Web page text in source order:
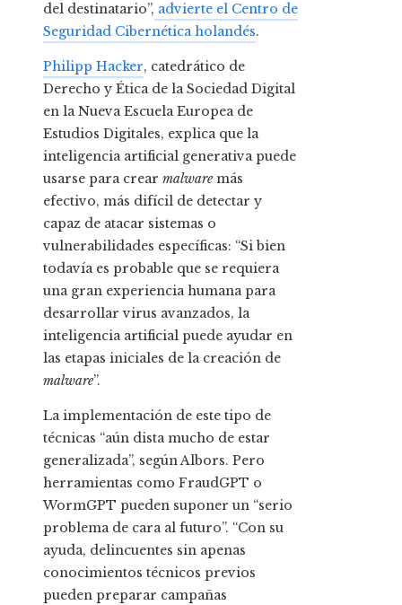
del destinatario”, advierte el Centro de
Seguridad Cibernética holandés.
Philipp Hacker, catedrático de
Derecho y Ética de la Sociedad Digital
en la Nueva Escuela Europea de
Estudios Digitales, explica que la
inteligencia artificial generativa puede
usarse para crear malwaremás
efectivo, más difícil de detectar y
capaz de atacar sistemas o
vulnerabilidades específicas: “Si bien
todavía es probable que se requiera
una gran experiencia humana para
desarrollar virus avanzados, la
inteligencia artificial puede ayudar en
las etapas iniciales de la creación de
malware”.
La implementación de este tipo de
técnicas “aún dista mucho de estar
generalizada”, según Albors. Pero
herramientas como FraudGPT o
WormGPT pueden suponer un “serio
problema de cara al futuro”. “Con su
ayuda, delincuentes sin apenas
conocimientos técnicos previos
pueden preparar campañas